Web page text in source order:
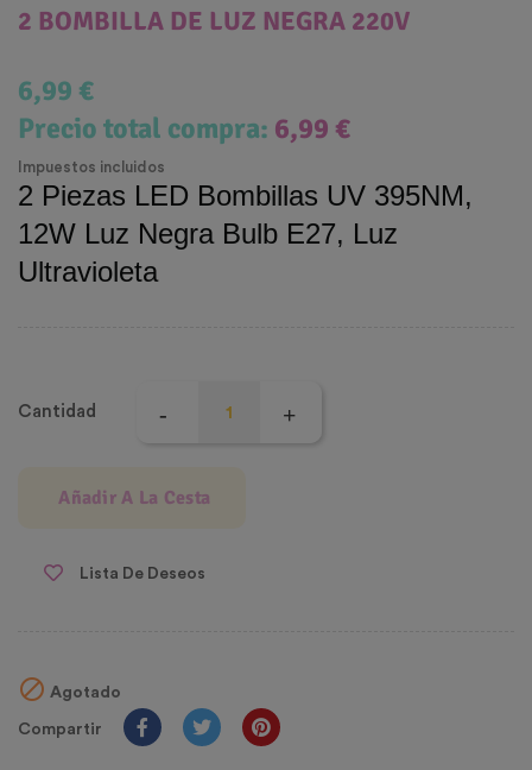
2 BOMBILLA DE LUZ NEGRA 220V
6,99 €
Precio total compra: 6,99 €
Impuestos incluidos
2 Piezas LED Bombillas UV 395NM,
12W Luz Negra Bulb E27, Luz
Ultravioleta
Cantidad
Añadir A La Cesta
Lista De Deseos
 Agotado
Compartir